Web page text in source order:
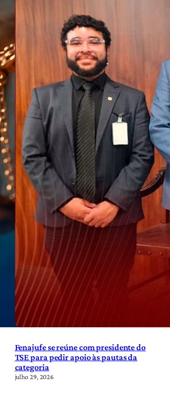
Fenajufe se reúne com presidente do
TSE para pedir apoio às pautas da
categoria
julho 29, 2026